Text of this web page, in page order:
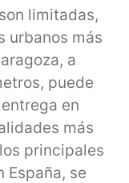
limitadas,
urbanos más
a
puede
en
más
principales
España, se